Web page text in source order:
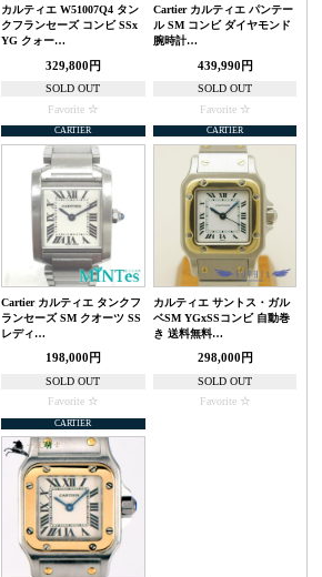
カルティエ W51007Q4 タン
クフランセーズ コンビ SSx
YG クォー…
329,800円
SOLD OUT
Favorite
Cartier カルティエ パンテー
ル SM コンビ ダイヤモンド
腕時計…
439,990円
SOLD OUT
Favorite
CARTIER
Cartier カルティエ タンクフ
ランセーズ SM クオーツ SS
レディ…
198,000円
SOLD OUT
Favorite
CARTIER
カルティエ サントス・ガル
ベSM YGxSSコンビ 自動巻
き 送料無料…
298,000円
SOLD OUT
Favorite
CARTIER